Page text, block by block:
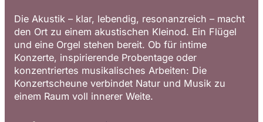
Die Akustik – klar, lebendig, resonanzreich – macht
den Ort zu einem akustischen Kleinod. Ein Flügel
und eine Orgel stehen bereit. Ob für intime
Konzerte, inspirierende Probentage oder
konzentriertes musikalisches Arbeiten: Die
Konzertscheune verbindet Natur und Musik zu
einem Raum voll innerer Weite.